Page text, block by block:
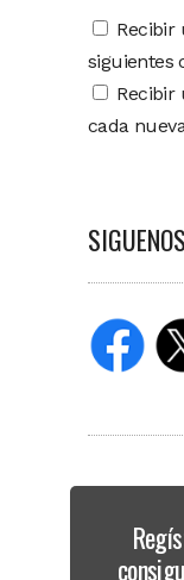
Recibir
siguientes
Recibir
cada